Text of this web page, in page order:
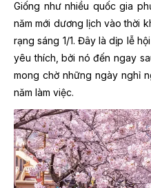
Giống như nhiều quốc gia
năm mới dương lịch vào thời
rạng sáng 1/1. Đây là dịp lễ
yêu thích, bởi nó đến ngay
mong chờ những ngày nghỉ
năm làm việc.